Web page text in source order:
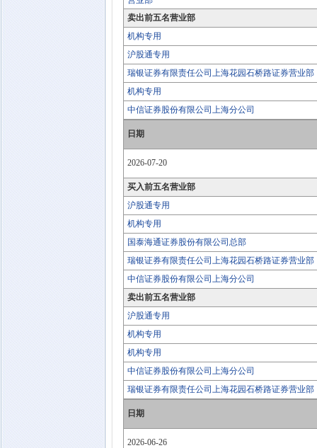
卖出前五名营业部
机构专用
沪股通专用
瑞银证券有限责任公司上海花园石桥路证券营业部
机构专用
中信证券股份有限公司上海分公司
日期
2026-07-20
买入前五名营业部
沪股通专用
机构专用
国泰海通证券股份有限公司总部
瑞银证券有限责任公司上海花园石桥路证券营业部
中信证券股份有限公司上海分公司
卖出前五名营业部
沪股通专用
机构专用
机构专用
中信证券股份有限公司上海分公司
瑞银证券有限责任公司上海花园石桥路证券营业部
日期
2026-06-26